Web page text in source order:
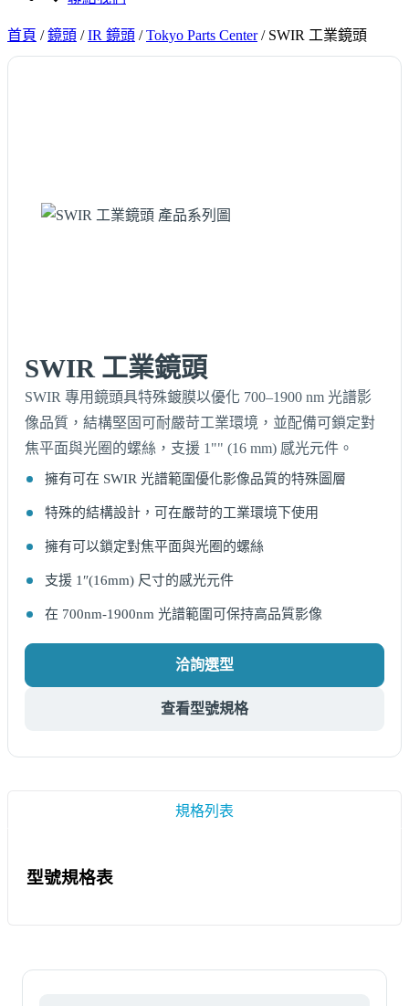
首頁 /鏡頭 /IR 鏡頭 /Tokyo Parts Center/ SWIR 工業鏡頭
SWIR 工業鏡頭
SWIR 專用鏡頭具特殊鍍膜以優化 700–1900 nm 光譜影
像品質，結構堅固可耐嚴苛工業環境，並配備可鎖定對
焦平面與光圈的螺絲，支援 1"" (16 mm) 感光元件。
擁有可在 SWIR 光譜範圍優化影像品質的特殊圖層
特殊的結構設計，可在嚴苛的工業環境下使用
擁有可以鎖定對焦平面與光圈的螺絲
支援 1″(16mm) 尺寸的感光元件
在 700nm-1900nm 光譜範圍可保持高品質影像
洽詢選型
查看型號規格
規格列表
型號規格表